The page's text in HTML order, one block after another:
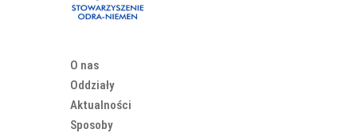
O nas
Oddziały
Aktualności
Sposoby